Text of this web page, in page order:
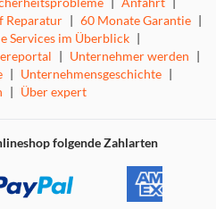
Reparatur | 60 Monate Garantie |
Services im Überblick |
| Unternehmer werden |
| Unternehmensgeschichte |
| Über expert
folgende Zahlarten